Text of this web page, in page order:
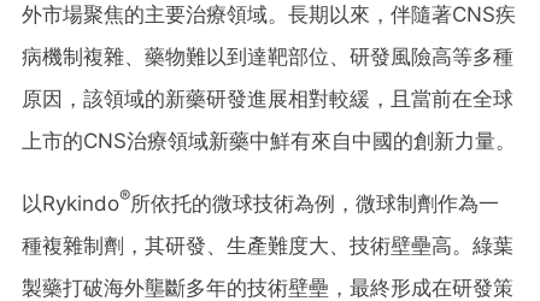
外市場聚焦的主要治療領域。長期以來，伴隨著CNS疾
病機制複雜、藥物難以到達靶部位、研發風險高等多種
原因，該領域的新藥研發進展相對較緩，且當前在全球
上市的CNS治療領域新藥中鮮有來自中國的創新力量。
以Rykindo®所依托的微球技術為例，微球制劑作為一
種複雜制劑，其研發、生產難度大、技術壁壘高。綠葉
製藥打破海外壟斷多年的技術壁壘，最終形成在研發策